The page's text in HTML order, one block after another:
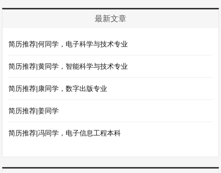
最新文章
简历推荐|何同学，电子科学与技术专业
简历推荐|黄同学，智能科学与技术专业
简历推荐|康同学，数字出版专业
简历推荐|姜同学
简历推荐|冯同学，电子信息工程本科